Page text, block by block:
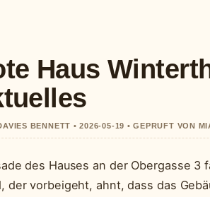
Haus
BENNETT • 2026-05-19 • GEPRUFT VON
des Hauses an der Obergasse
der vorbeigeht, ahnt, dass das